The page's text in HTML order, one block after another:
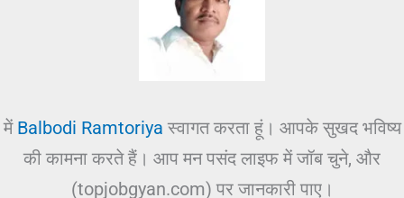
में Balbodi Ramtoriya स्वागत करता हूं। आपके सुखद भविष्य
की कामना करते हैं। आप मन पसंद लाइफ में जॉब चुने, और
(topjobgyan.com) पर जानकारी पाए।